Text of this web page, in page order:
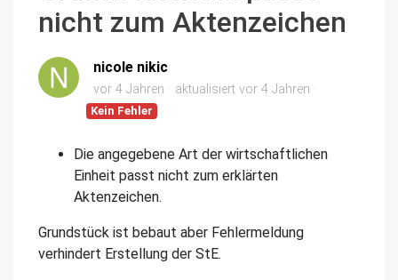
nicht zum Aktenzeichen
nicole nikic
vor 4 Jahren aktualisiert vor 4 Jahren
Kein Fehler
Die angegebene Art der wirtschaftlichen
Einheit passt nicht zum erklärten
Aktenzeichen.
Grundstück ist bebaut aber Fehlermeldung
verhindert Erstellung der StE.